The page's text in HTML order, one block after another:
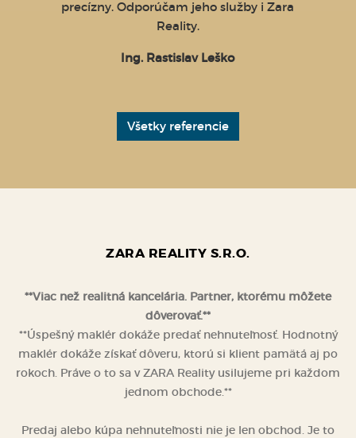
precízny. Odporúčam jeho služby i Zara
Reality.
Ing. Rastislav Leško
Všetky referencie
ZARA REALITY S.R.O.
**Viac než realitná kancelária. Partner, ktorému môžete
dôverovať.**
**Úspešný maklér dokáže predať nehnuteľnosť. Hodnotný
maklér dokáže získať dôveru, ktorú si klient pamätá aj po
rokoch. Práve o to sa v ZARA Reality usilujeme pri každom
jednom obchode.**
Predaj alebo kúpa nehnuteľnosti nie je len obchod. Je to